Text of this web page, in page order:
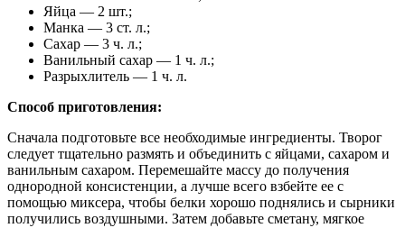
Яйца — 2 шт.;
Манка — 3 ст. л.;
Сахар — 3 ч. л.;
Ванильный сахар — 1 ч. л.;
Разрыхлитель — 1 ч. л.
Способ приготовления:
Сначала подготовьте все необходимые ингредиенты. Творог
следует тщательно размять и объединить с яйцами, сахаром и
ванильным сахаром. Перемешайте массу до получения
однородной консистенции, а лучше всего взбейте ее с
помощью миксера, чтобы белки хорошо поднялись и сырники
получились воздушными. Затем добавьте сметану, мягкое